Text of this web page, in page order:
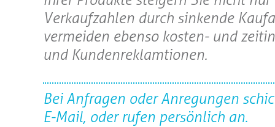
Verkaufzahlen durch sinkende
vermeiden ebenso kosten- und
und Kundenreklamtionen.
Bei Anfragen oder Anregungen
E-Mail, oder rufen persönlich an.